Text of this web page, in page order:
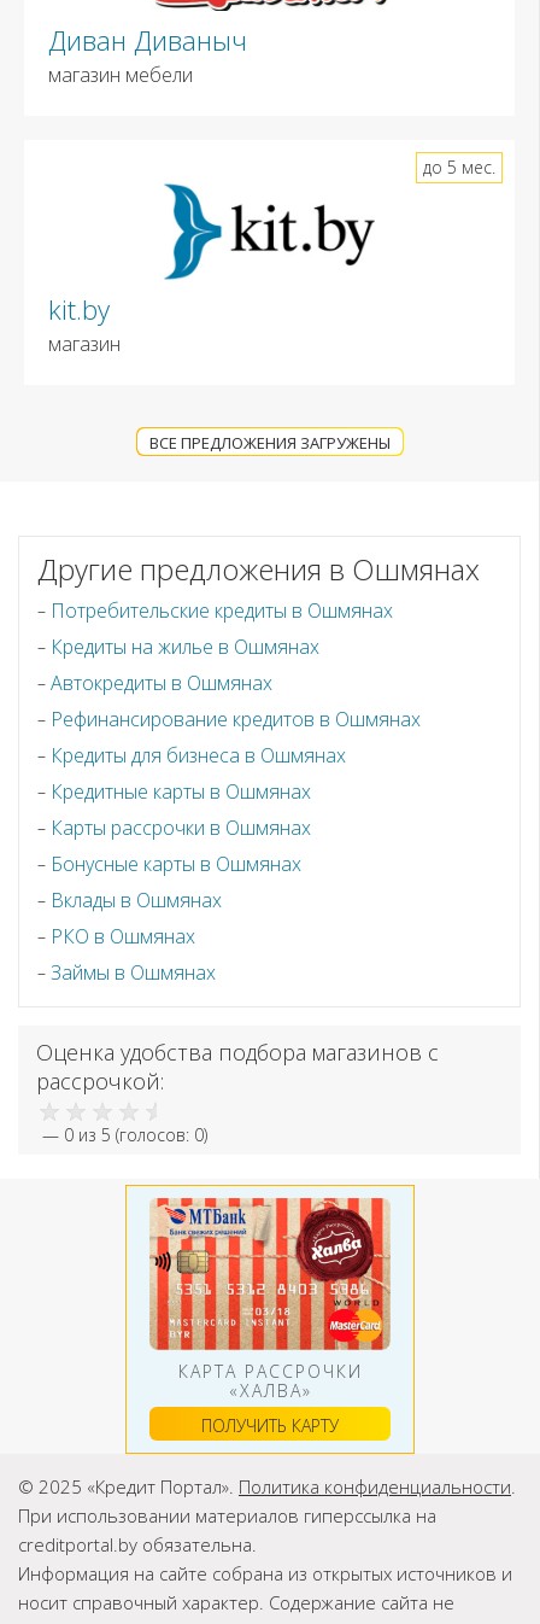
Диван Диваныч
магазин мебели
kit.by
магазин
до 5 мес.
ВСЕ ПРЕДЛОЖЕНИЯ ЗАГРУЖЕНЫ
Другие предложения в Ошмянах
Потребительские кредиты в Ошмянах
Кредиты на жилье в Ошмянах
Автокредиты в Ошмянах
Рефинансирование кредитов в Ошмянах
Кредиты для бизнеса в Ошмянах
Кредитные карты в Ошмянах
Карты рассрочки в Ошмянах
Бонусные карты в Ошмянах
Вклады в Ошмянах
РКО в Ошмянах
Займы в Ошмянах
Оценка удобства подбора магазинов с
рассрочкой:
— 0 из 5 (голосов: 0)
КАРТА РАССРОЧКИ
«ХАЛВА»
ПОЛУЧИТЬ КАРТУ
© 2025 «Кредит Портал». Политика конфиденциальности.
При использовании материалов гиперссылка на
creditportal.by обязательна.
Информация на сайте собрана из открытых источников и
носит справочный характер. Содержание сайта не